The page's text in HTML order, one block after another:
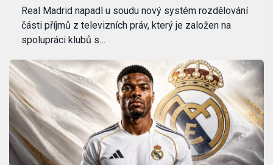
Real Madrid napadl u soudu nový systém rozdělování
části příjmů z televizních práv, který je založen na
spolupráci klubů s…